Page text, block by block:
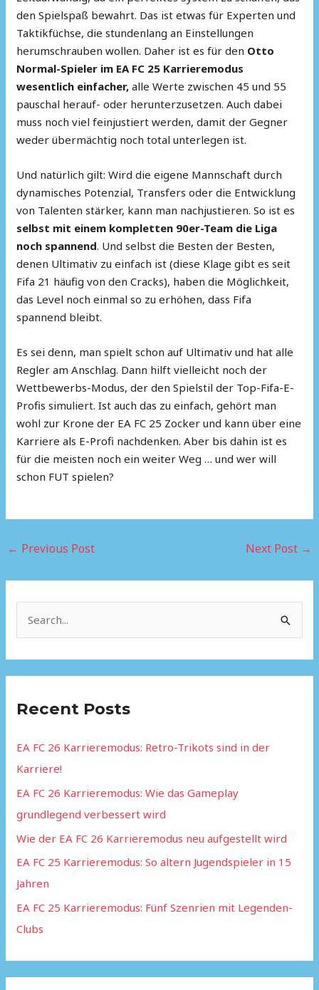
den Spielspaß bewahrt. Das ist etwas für Experten und
Taktikfüchse, die stundenlang an Einstellungen
herumschrauben wollen. Daher ist es für den Otto
Normal-Spieler im EA FC 25 Karrieremodus
wesentlich einfacher, alle Werte zwischen 45 und 55
pauschal herauf- oder herunterzusetzen. Auch dabei
muss noch viel feinjustiert werden, damit der Gegner
weder übermächtig noch total unterlegen ist.
Und natürlich gilt: Wird die eigene Mannschaft durch
dynamisches Potenzial, Transfers oder die Entwicklung
von Talenten stärker, kann man nachjustieren. So ist es
selbst mit einem kompletten 90er-Team die Liga
noch spannend. Und selbst die Besten der Besten,
denen Ultimativ zu einfach ist (diese Klage gibt es seit
Fifa 21 häufig von den Cracks), haben die Möglichkeit,
das Level noch einmal so zu erhöhen, dass Fifa
spannend bleibt.
Es sei denn, man spielt schon auf Ultimativ und hat alle
Regler am Anschlag. Dann hilft vielleicht noch der
Wettbewerbs-Modus, der den Spielstil der Top-Fifa-E-
Profis simuliert. Ist auch das zu einfach, gehört man
wohl zur Krone der EA FC 25 Zocker und kann über eine
Karriere als E-Profi nachdenken. Aber bis dahin ist es
für die meisten noch ein weiter Weg … und wer will
schon FUT spielen?
← Previous Post Next Post →
c
f
o
r
:
Recent Posts
EA FC 26 Karrieremodus: Retro-Trikots sind in der
Karriere!
EA FC 26 Karrieremodus: Wie das Gameplay
grundlegend verbessert wird
Wie der EA FC 26 Karrieremodus neu aufgestellt wird
EA FC 25 Karrieremodus: So altern Jugendspieler in 15
Jahren
EA FC 25 Karrieremodus: Fünf Szenrien mit Legenden-
Clubs